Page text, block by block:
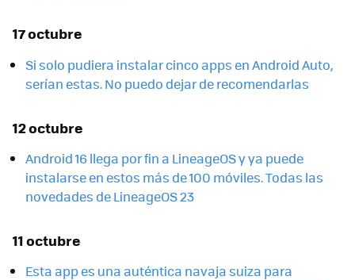
17 octubre
Si solo pudiera instalar cinco apps en Android Auto,
serían estas. No puedo dejar de recomendarlas
12 octubre
Android 16 llega por fin a LineageOS y ya puede
instalarse en estos más de 100 móviles. Todas las
novedades de LineageOS 23
11 octubre
Esta app es una auténtica navaja suiza para